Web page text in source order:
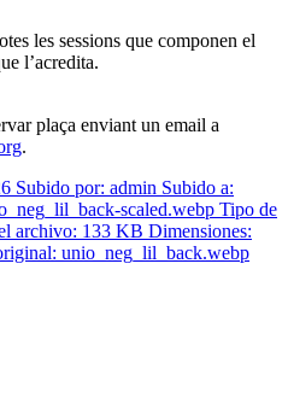
les sessions que componen el
l’acredita.
plaça enviant un email a
.